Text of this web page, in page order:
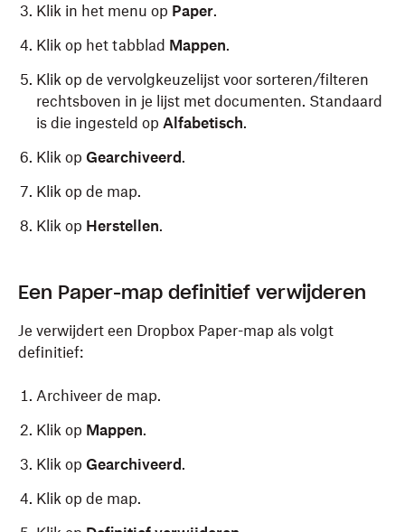
Klik in het menu op Paper.
Klik op het tabblad Mappen.
Klik op de vervolgkeuzelijst voor sorteren/filteren
rechtsboven in je lijst met documenten. Standaard
is die ingesteld op Alfabetisch.
Klik op Gearchiveerd .
Klik op de map.
Klik op Herstellen.
Een Paper-map definitief verwijderen
Je verwijdert een Dropbox Paper-map als volgt
definitief:
Archiveer de map.
Klik op Mappen.
Klik op Gearchiveerd .
Klik op de map.